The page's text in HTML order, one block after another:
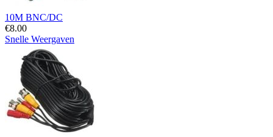
10M BNC/DC
€8.00
Snelle Weergaven